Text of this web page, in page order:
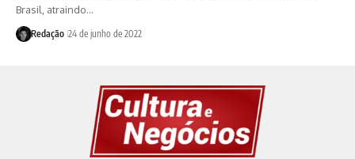
Brasil, atraindo…
Redação 24 de junho de 2022